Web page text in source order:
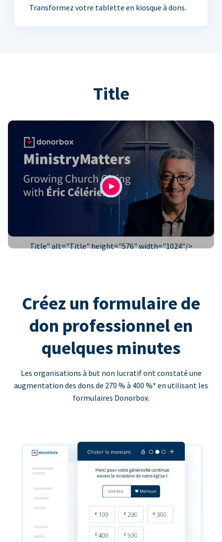
Transformez votre tablette en kiosque à dons.
Title
Title" alt="Title" height="576" width="1024"/>
Créez un formulaire de
don professionnel en
quelques minutes
Les organisations à but non lucratif ont constaté une
augmentation des dons de 270 % à 400 %* en utilisant les
formulaires Donorbox.